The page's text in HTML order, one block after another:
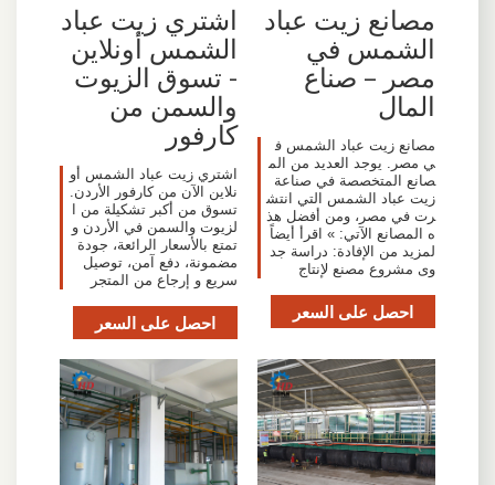
مصانع زيت عباد
الشمس في
مصر – صناع
المال
مصانع زيت عباد الشمس ف
ي مصر. يوجد العديد من الم
صانع المتخصصة في صناعة
زيت عباد الشمس التي انتش
رت في مصر، ومن أفضل هذ
ه المصانع الآتي: » اقرأ أيضاً
لمزيد من الإفادة: دراسة جد
وى مشروع مصنع لإنتاج
احصل على السعر
اشتري زيت عباد
الشمس أونلاين
- تسوق الزيوت
والسمن من
كارفور
اشتري زيت عباد الشمس أو
نلاين الآن من كارفور الأردن.
تسوق من أكبر تشكيلة من ا
لزيوت والسمن في الأردن و
تمتع بالأسعار الرائعة، جودة
مضمونة، دفع آمن، توصيل
سريع و إرجاع من المتجر
احصل على السعر